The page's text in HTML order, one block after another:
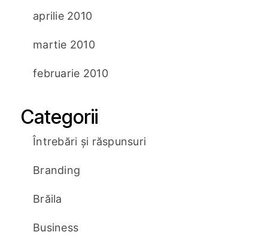
aprilie 2010
martie 2010
februarie 2010
Categorii
Întrebări și răspunsuri
Branding
Brăila
Business